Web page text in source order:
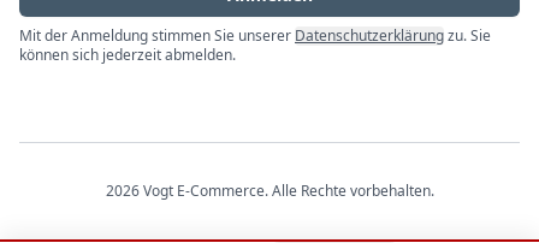
Mit der Anmeldung stimmen Sie unserer Datenschutzerklärungzu. Sie
können sich jederzeit abmelden.
2026 Vogt E-Commerce. Alle Rechte vorbehalten.